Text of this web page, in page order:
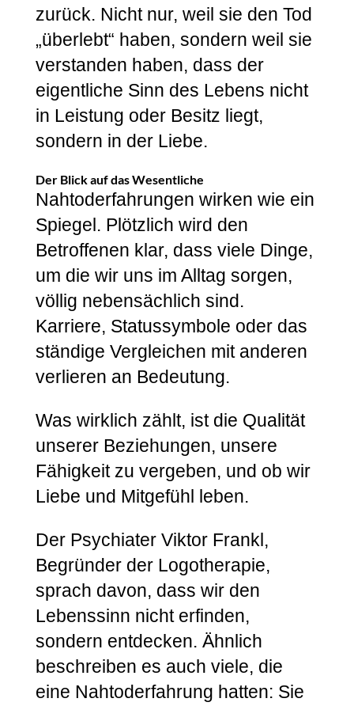
zurück. Nicht nur, weil sie den Tod
„überlebt“ haben, sondern weil sie
verstanden haben, dass der
eigentliche Sinn des Lebens nicht
in Leistung oder Besitz liegt,
sondern in der Liebe.
Der Blick auf das Wesentliche
Nahtoderfahrungen wirken wie ein
Spiegel. Plötzlich wird den
Betroffenen klar, dass viele Dinge,
um die wir uns im Alltag sorgen,
völlig nebensächlich sind.
Karriere, Statussymbole oder das
ständige Vergleichen mit anderen
verlieren an Bedeutung.
Was wirklich zählt, ist die Qualität
unserer Beziehungen, unsere
Fähigkeit zu vergeben, und ob wir
Liebe und Mitgefühl leben.
Der Psychiater Viktor Frankl,
Begründer der Logotherapie,
sprach davon, dass wir den
Lebenssinn nicht erfinden,
sondern entdecken. Ähnlich
beschreiben es auch viele, die
eine Nahtoderfahrung hatten: Sie